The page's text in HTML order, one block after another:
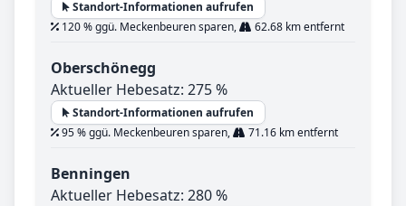
Standort-Informationen aufrufen
120 % ggü. Meckenbeuren sparen,
62.68 km entfernt
Oberschönegg
Aktueller Hebesatz: 275 %
Standort-Informationen aufrufen
95 % ggü. Meckenbeuren sparen,
71.16 km entfernt
Benningen
Aktueller Hebesatz: 280 %